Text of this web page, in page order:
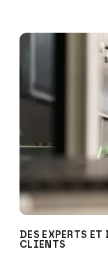
DES EXPERTS
CLIENTS